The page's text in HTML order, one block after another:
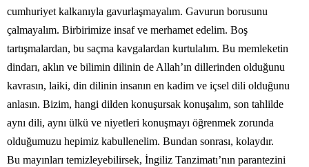
cumhuriyet kalkanıyla gavurlaşmayalım. Gavurun borusunu
çalmayalım. Birbirimize insaf ve merhamet edelim. Boş
tartışmalardan, bu saçma kavgalardan kurtulalım. Bu memleketin
dindarı, aklın ve bilimin dilinin de Allah’ın dillerinden olduğunu
kavrasın, laiki, din dilinin insanın en kadim ve içsel dili olduğunu
anlasın. Bizim, hangi dilden konuşursak konuşalım, son tahlilde
aynı dili, aynı ülkü ve niyetleri konuşmayı öğrenmek zorunda
olduğumuzu hepimiz kabullenelim. Bundan sonrası, kolaydır.
Bu mayınları temizleyebilirsek, İngiliz Tanzimatı’nın parantezini